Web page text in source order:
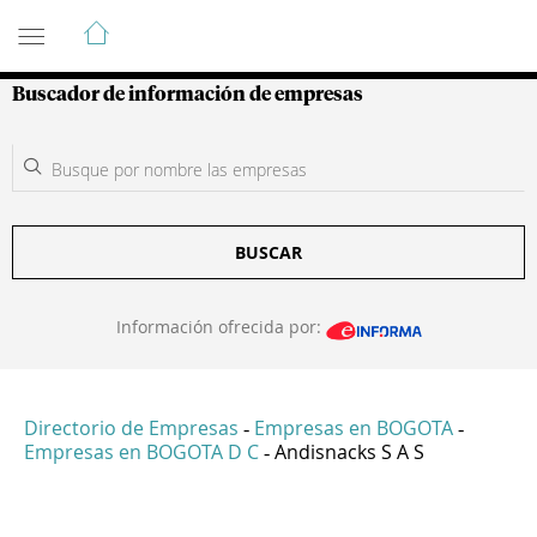
Guía de Empresas Colombianas
Buscador de información de empresas
BUSCAR
Información ofrecida por:
Directorio de Empresas - Empresas en BOGOTA -
Empresas en BOGOTA D C - Andisnacks S A S